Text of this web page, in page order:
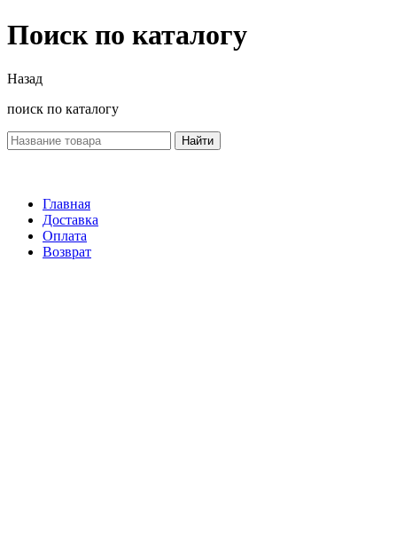
Поиск по каталогу
Назад
поиск по каталогу
Найти
Главная
Доставка
Оплата
Возврат